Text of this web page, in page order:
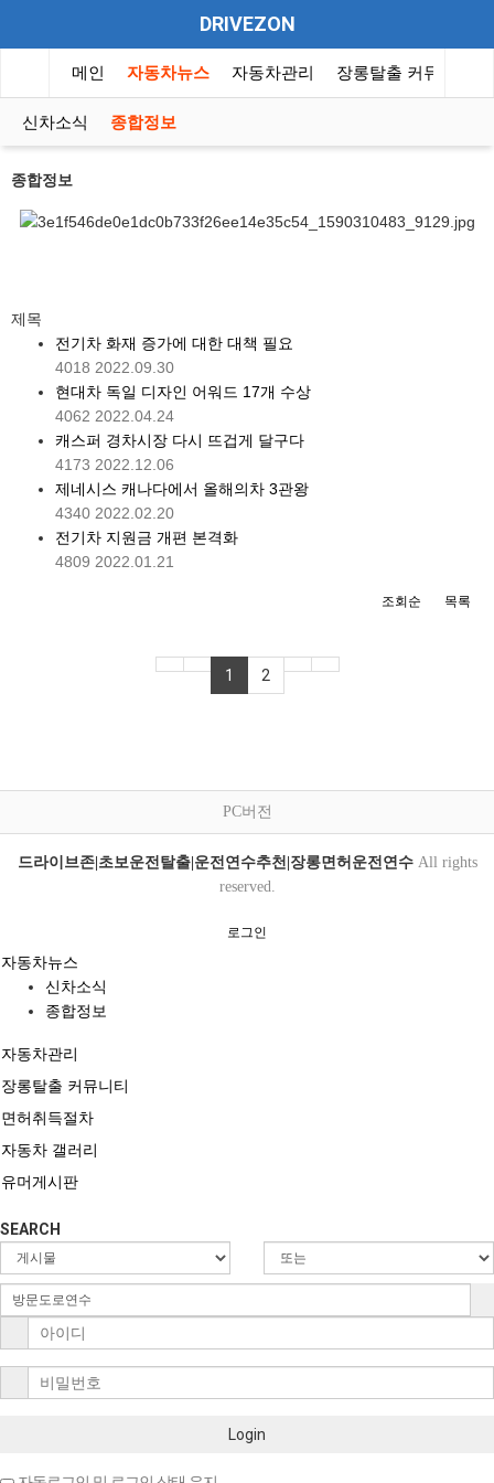
DRIVEZON
메인 자동차뉴스 자동차관리 장롱탈출 커뮤니티
신차소식 종합정보
종합정보
제목
전기차 화재 증가에 대한 대책 필요
4018 2022.09.30
현대차 독일 디자인 어워드 17개 수상
4062 2022.04.24
캐스퍼 경차시장 다시 뜨겁게 달구다
4173 2022.12.06
제네시스 캐나다에서 올해의차 3관왕
4340 2022.02.20
전기차 지원금 개편 본격화
4809 2022.01.21
조회순 목록
1 2
PC버전
드라이브존|초보운전탈출|운전연수추천|장롱면허운전연수 All rights
reserved.
로그인
자동차뉴스
신차소식
종합정보
자동차관리
장롱탈출 커뮤니티
면허취득절차
자동차 갤러리
유머게시판
SEARCH
Login